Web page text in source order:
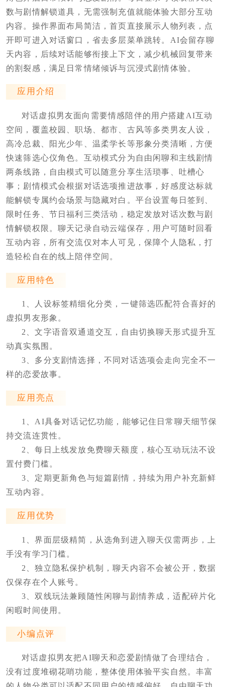
数与剧情解锁道具，无需强制充值就能体验大部分互动
内容。操作界面布局简洁，首页直接展示人物列表，点
开即可进入对话窗口，省去多层菜单跳转。AI会留存聊
天内容，后续对话能够衔接上下文，减少机械回复带来
的割裂感，满足日常情绪倾诉与沉浸式剧情体验。
应用介绍
对话虚拟男友面向需要情感陪伴的用户搭建AI互动
空间，覆盖校园、职场、都市、古风等多类男友人设，
高冷总裁、阳光少年、温柔学长等形象分类清晰，方便
快速筛选心仪角色。互动模式分为自由闲聊和主线剧情
两条线路，自由模式可以随意分享生活琐事、吐槽心
事；剧情模式会根据对话选项推进故事，好感度达标就
能解锁专属约会场景与隐藏对白。平台设置每日签到、
限时任务、节日福利三类活动，稳定发放对话次数与剧
情解锁权限。聊天记录自动云端保存，用户可随时回看
互动内容，所有交流仅对本人可见，保障个人隐私，打
造轻松自在的线上陪伴空间。
应用特色
1、人设标签精细化分类，一键筛选匹配符合喜好的
虚拟男友形象。
2、文字语音双通道交互，自由切换聊天形式提升互
动真实氛围。
3、多分支剧情选择，不同对话选项会走向完全不一
样的恋爱故事。
应用亮点
1、AI具备对话记忆功能，能够记住日常聊天细节保
持交流连贯性。
2、每日上线发放免费聊天额度，核心互动玩法不设
置付费门槛。
3、定期更新角色与短篇剧情，持续为用户补充新鲜
互动内容。
应用优势
1、界面层级精简，从选角到进入聊天仅需两步，上
手没有学习门槛。
2、独立隐私保护机制，聊天内容不会被公开，数据
仅保存在个人账号。
3、双线玩法兼顾随性闲聊与剧情养成，适配碎片化
闲暇时间使用。
小编点评
对话虚拟男友把AI聊天和恋爱剧情做了合理结合，
没有过度堆砌花哨功能，整体使用体验平实自然。丰富